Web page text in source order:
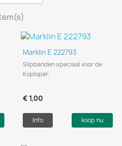
Marklin E 222793
Slipbanden speciaal voor de
Koploper.
€ 1,00
Info koop nu